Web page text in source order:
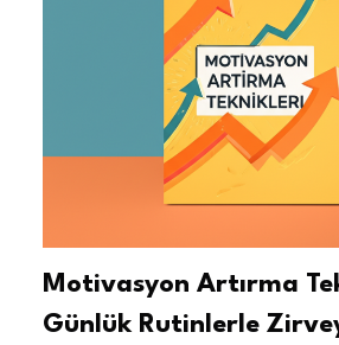
Motivasyon Artırma
Günlük Rutinlerle